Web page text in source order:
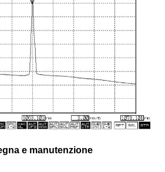
e manutenzione